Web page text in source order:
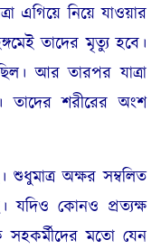
এগিয়ে নিয়ে যাওয়ার
তাদের মৃত্যু হবে।
আর তারপর যাত্রা
তাদের শরীরের অংশ
অক্ষর সম্বলিত
যদিও কোনও প্রত্যক্ষ
সহকর্মীদের মতো যেন